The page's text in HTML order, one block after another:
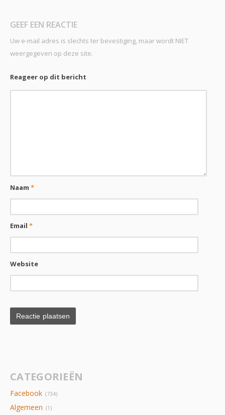
GEEF EEN REACTIE
Uw e-mail adres is slechts ter bevestiging, maar wordt NIET
weergegeven op deze site.
Reageer op dit bericht
Naam*
Email*
Website
CATEGORIEËN
Facebook (734)
Algemeen (1)